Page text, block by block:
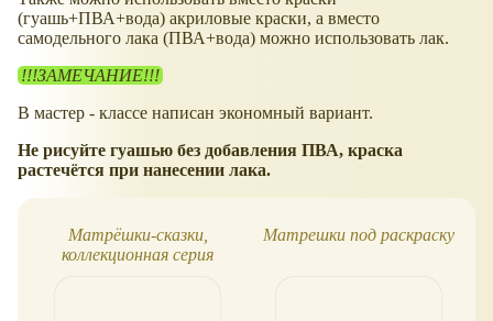
(гуашь+ПВА+вода) акриловые краски, а вместо
самодельного лака (ПВА+вода) можно использовать лак.
!!!ЗАМЕЧАНИЕ!!!
В мастер - классе написан экономный вариант.
Не рисуйте гуашью без добавления ПВА, краска
растечётся при нанесении лака.
Матрёшки-сказки,
коллекционная серия
Матрешки под раскраску